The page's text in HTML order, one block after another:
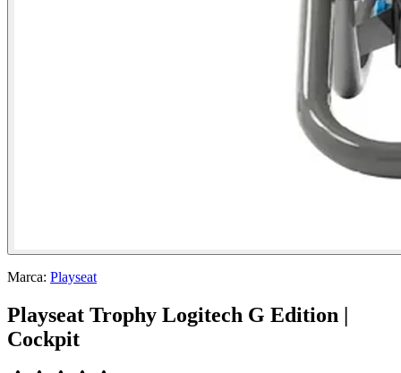
Marca: Playseat
Playseat Trophy Logitech G Edition |
Cockpit